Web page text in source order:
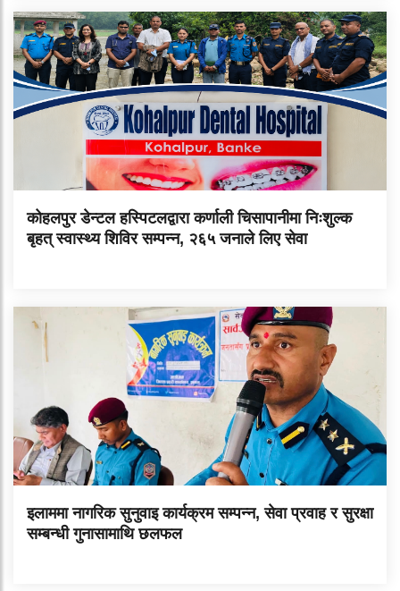
कोहलपुर डेन्टल हस्पिटलद्वारा कर्णाली चिसापानीमा निःशुल्क
बृहत् स्वास्थ्य शिविर सम्पन्न, २६५ जनाले लिए सेवा
इलाममा नागरिक सुनुवाइ कार्यक्रम सम्पन्न, सेवा प्रवाह र सुरक्षा
सम्बन्धी गुनासामाथि छलफल